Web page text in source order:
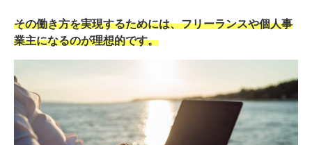
その働き方を実現するためには、フリーランスや個人事
業主になるのが理想的です。